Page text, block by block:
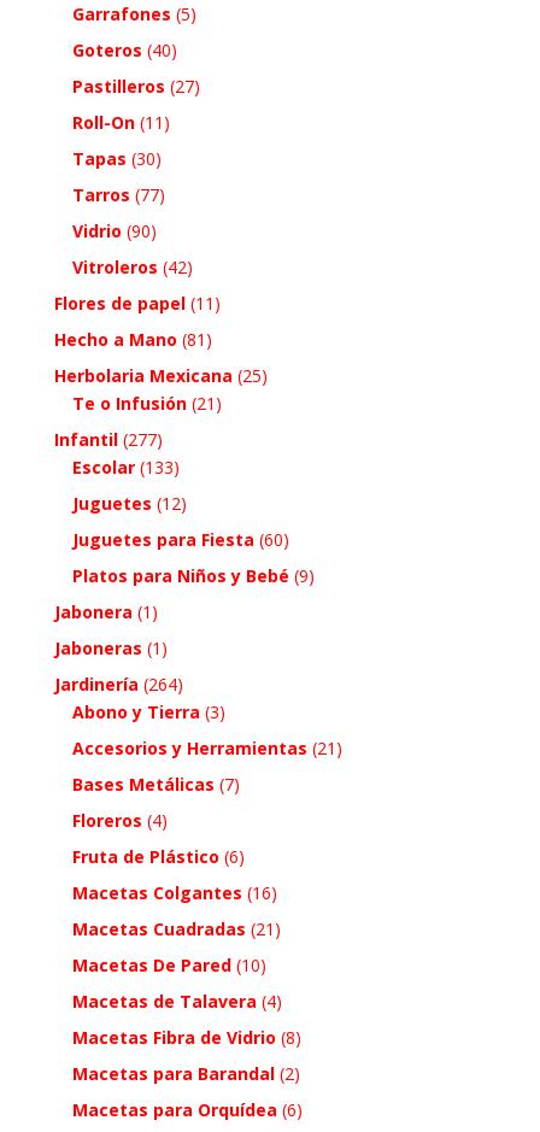
Garrafones (5)
Goteros (40)
Pastilleros (27)
Roll-On (11)
Tapas (30)
Tarros (77)
Vidrio (90)
Vitroleros (42)
Flores de papel (11)
Hecho a Mano (81)
Herbolaria Mexicana (25)
Te o Infusión (21)
Infantil (277)
Escolar (133)
Juguetes (12)
Juguetes para Fiesta (60)
Platos para Niños y Bebé (9)
Jabonera (1)
Jaboneras (1)
Jardinería (264)
Abono y Tierra (3)
Accesorios y Herramientas (21)
Bases Metálicas (7)
Floreros (4)
Fruta de Plástico (6)
Macetas Colgantes (16)
Macetas Cuadradas (21)
Macetas De Pared (10)
Macetas de Talavera (4)
Macetas Fibra de Vidrio (8)
Macetas para Barandal (2)
Macetas para Orquídea (6)